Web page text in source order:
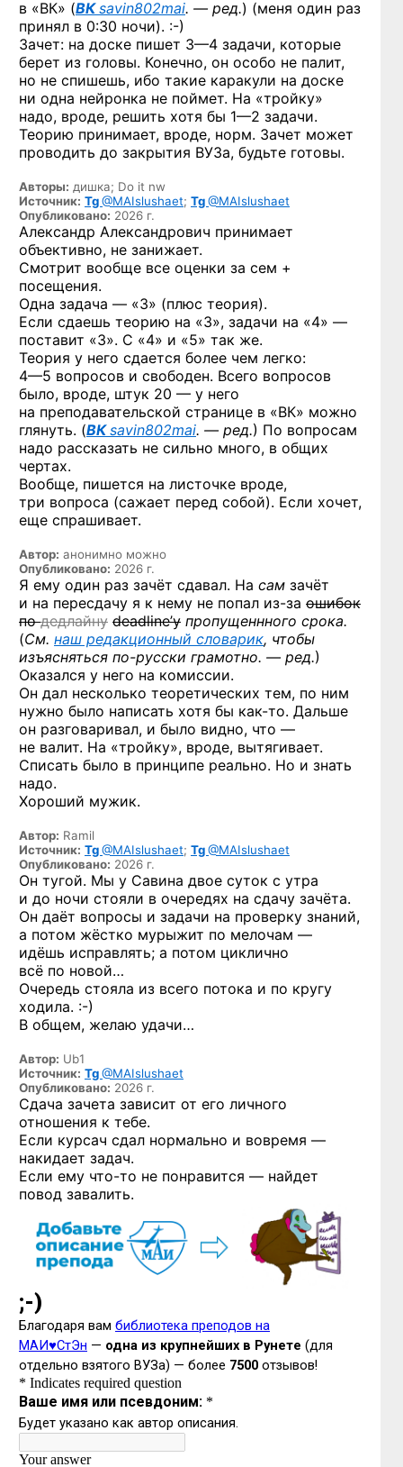
в «ВК» (ВКsavin802mai. — ред.) (меня один раз
принял в 0:30 ночи). :-)
Зачет: на доске пишет 3—4 задачи, которые
берет из головы. Конечно, он особо не палит,
но не спишешь, ибо такие каракули на доске
ни одна нейронка не поймет. На «тройку»
надо, вроде, решить хотя бы 1—2 задачи.
Теорию принимает, вроде, норм. Зачет может
проводить до закрытия ВУЗа, будьте готовы.
Авторы: дишка; Do it nw
Источник: Tg@MAIslushaet; Tg@MAIslushaet
Опубликовано: 2026 г.
Александр Александрович принимает
объективно, не занижает.
Смотрит вообще все оценки за сем +
посещения.
Одна задача — «3» (плюс теория).
Если сдаешь теорию на «3», задачи на «4» —
поставит «3». С «4» и «5» так же.
Теория у него сдается более чем легко:
4—5 вопросов и свободен. Всего вопросов
было, вроде, штук 20 — у него
на преподавательской странице в «ВК» можно
глянуть. (ВКsavin802mai. — ред.) По вопросам
надо рассказать не сильно много, в общих
чертах.
Вообще, пишется на листочке вроде,
три вопроса (сажает перед собой). Если хочет,
еще спрашивает.
Автор: анонимно можно
Опубликовано: 2026 г.
Я ему один раз зачёт сдавал. На сам зачёт
и на пересдачу я к нему не попал из-за ошибок
подедлайну deadline’у пропущеннного срока.
(См. наш редакционный словарик, чтобы
изъясняться по-русски грамотно. — ред.)
Оказался у него на комиссии.
Он дал несколько теоретических тем, по ним
нужно было написать хотя бы как-то. Дальше
он разговаривал, и было видно, что —
не валит. На «тройку», вроде, вытягивает.
Списать было в принципе реально. Но и знать
надо.
Хороший мужик.
Автор: Ramil
Источник: Tg@MAIslushaet; Tg@MAIslushaet
Опубликовано: 2026 г.
Он тугой. Мы у Савина двое суток с утра
и до ночи стояли в очередях на сдачу зачёта.
Он даёт вопросы и задачи на проверку знаний,
а потом жёстко мурыжит по мелочам —
идёшь исправлять; а потом циклично
всё по новой…
Очередь стояла из всего потока и по кругу
ходила. :-)
В общем, желаю удачи…
Автор: Ub1
Источник: Tg@MAIslushaet
Опубликовано: 2026 г.
Сдача зачета зависит от его личного
отношения к тебе.
Если курсач сдал нормально и вовремя —
накидает задач.
Если ему что-то не понравится — найдет
повод завалить.